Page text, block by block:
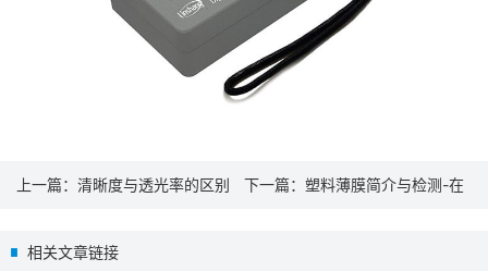
上一篇： 清晰度与透光率的区别 下一篇： 塑料薄膜简介与检测-在
相关文章链接